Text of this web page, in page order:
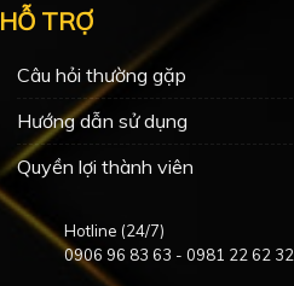
HỖ TRỢ
Câu hỏi thường gặp
Hướng dẫn sử dụng
Quyền lợi thành viên
Hotline (24/7)
0906 96 83 63 - 0981 22 62 32